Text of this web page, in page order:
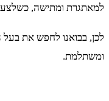
למאתגרת ומתישה,
לכן, בבואנו לחפש את בעל
ומשתלמת.